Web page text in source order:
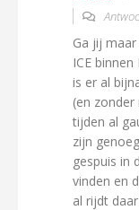
Ga jij
ICE
is er al
(en
tijden al
zijn
gespuis in
vinden en
al rijdt